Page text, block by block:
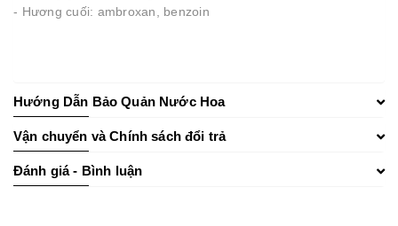
- Hương cuối: ambroxan, benzoin
Hướng Dẫn Bảo Quản Nước Hoa
Vận chuyển và Chính sách đổi trả
Đánh giá - Bình luận